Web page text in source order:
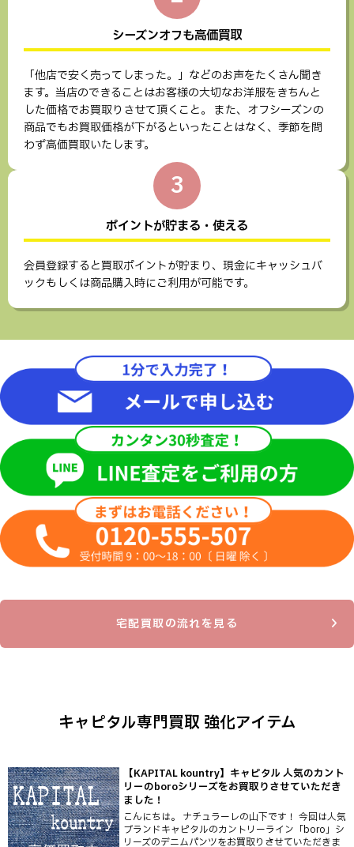
シーズンオフも高価買取
「他店で安く売ってしまった。」などのお声をたくさん聞き
ます。当店のできることはお客様の大切なお洋服をきちんと
した価格でお買取りさせて頂くこと。 また、オフシーズンの
商品でもお買取価格が下がるといったことはなく、季節を問
わず高価買取いたします。
3
ポイントが貯まる・使える
会員登録すると買取ポイントが貯まり、現金にキャッシュバ
ックもしくは商品購入時にご利用が可能です。
宅配買取の流れを見る
キャピタル専門買取 強化アイテム
【KAPITAL kountry】キャピタル 人気のカント
リーのboroシリーズをお買取りさせていただき
ました！
こんにちは。 ナチュラーレの山下です！ 今回は人気
ブランドキャピタルのカントリーライン「boro」シ
リーズのデニムパンツをお買取りさせていただきま